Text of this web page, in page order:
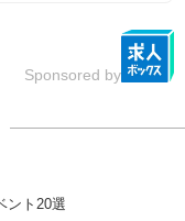
Sponsored by
ント20選